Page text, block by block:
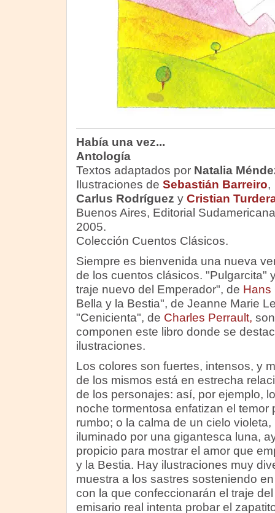
Había una vez...
Antología
Textos adaptados por Natalia
Ilustraciones de Sebastián Barreiro,
Carlus Rodríguez y Cristian
Buenos Aires, Editorial
2005.
Colección Cuentos Clásicos.
Siempre es bienvenida una nueva
de los cuentos clásicos. "Pulgarcita"
traje nuevo del Emperador", de Hans
Bella y la Bestia", de Jeanne Marie
"Cenicienta", de Charles Perrault,
componen este libro donde se
ilustraciones.
Los colores son fuertes, intensos, y
de los mismos está en estrecha
de los personajes: así, por ejemplo,
noche tormentosa enfatizan el temor
rumbo; o la calma de un cielo
iluminado por una gigantesca luna,
propicio para mostrar el amor que
y la Bestia. Hay ilustraciones muy
muestra a los sastres sosteniendo
con la que confeccionarán el traje
emisario real intenta probar el